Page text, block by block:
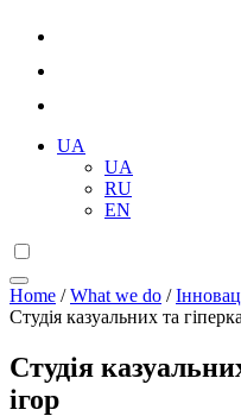
UA
UA
RU
EN
Home /What we do /
Студія казуальних та
Студія
ігор